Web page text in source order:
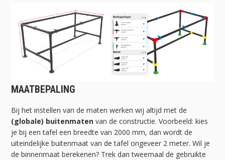
MAATBEPALING
Bij het instellen van de maten werken wij altijd met de
(globale) buitenmaten van de constructie. Voorbeeld: kies
je bij een tafel een breedte van 2000 mm, dan wordt de
uiteindelijke buitenmaat van de tafel ongeveer 2 meter. Wil je
de binnenmaat berekenen? Trek dan tweemaal de gebruikte